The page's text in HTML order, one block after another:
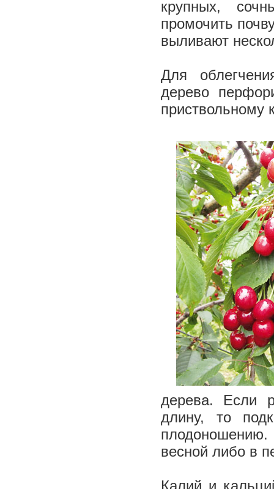
крупных,
промочить
выливают
Для
дерево
приствольному
дерева. Если
длину, то
плодоношению.
весной либо в
Калий и